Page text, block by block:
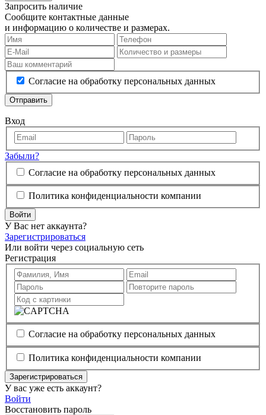
Запросить наличие
Сообщите контактные данные
и информацию о количестве и размерах.
Согласие на обработку персональных данных
Отправить
Вход
Забыли?
Согласие на обработку персональных данных
Политика конфиденциальности компании
Войти
У Вас нет аккаунта?
Зарегистрироваться
Или войти через социальную сеть
Регистрация
Согласие на обработку персональных данных
Политика конфиденциальности компании
Зарегистрироваться
У вас уже есть аккаунт?
Войти
Восстановить пароль